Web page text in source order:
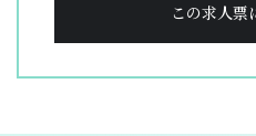
この求人票